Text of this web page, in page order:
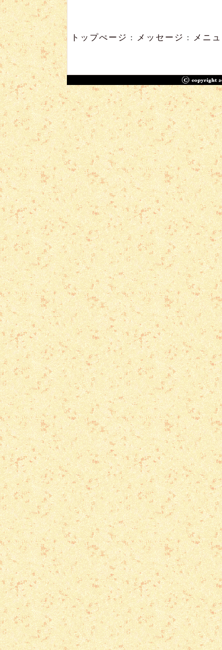
トップぺージ : メッセージ : メニ